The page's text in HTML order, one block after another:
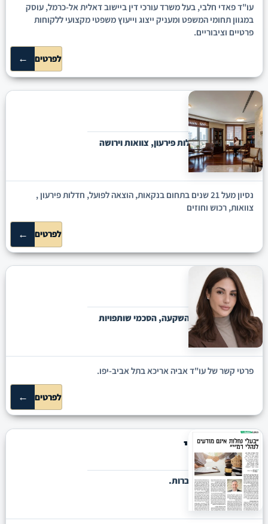
עו"ד פאדי חלבי, בעל משרד עורכי דין ביישוב דאלית אל-כרמל, עוסק
במגוון תחומי המשפט ומעניק ייצוג וייעוץ משפטי מקצועי ללקוחות
פרטיים וציבוריים.
לפרטים ←
סוהא סוקי
ג'לג'וליה
הוצאה לפועל, חדלות פירעון, צוואות וירושה
נסיון מעל 21 שנים בתחום בנקאות, הוצאה לפועל, חדלות פירעון ,
צוואות, רכוש וחוזים
לפרטים ←
אביה אריכא
הרצליה
דיני חוזים, הסכמי השקעה, הסכמי שותפויות
פרטי קשר של עו"ד אביה אריכא בתל אביב-יפו.
לפרטים ←
אסף טמוזרטי
ירושלים
מקרקעין, חוזים וחברות.